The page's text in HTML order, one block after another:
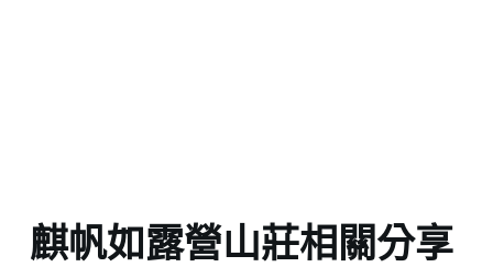
麒帆如露營山莊相關分享